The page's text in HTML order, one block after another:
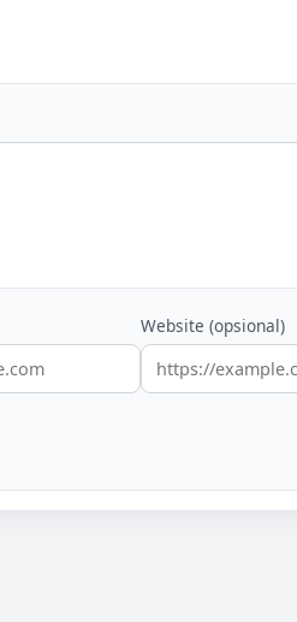
Website (opsional)